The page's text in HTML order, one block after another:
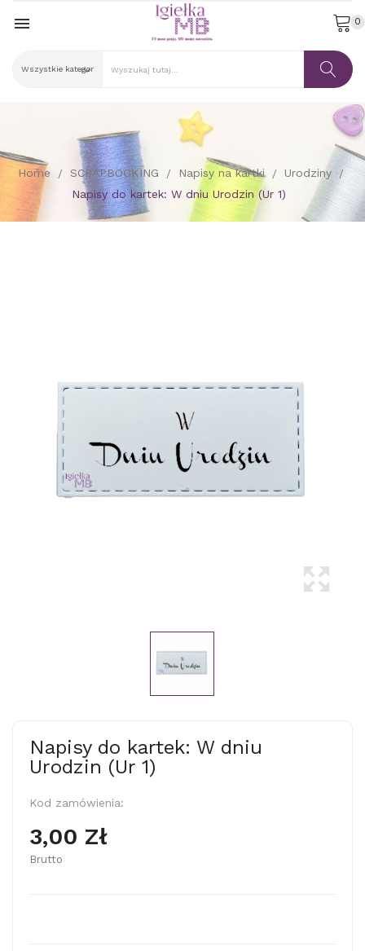
 0
Home SCRAPBOOKING Napisy na kartki
Urodziny
Napisy do kartek: W dniu Urodzin (Ur 1)
Napisy do kartek: W dniu
Urodzin (Ur 1)
Kod zamówienia:
3,00 Zł
Brutto